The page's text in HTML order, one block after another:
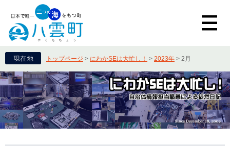
トップページ > にわかSEは大忙し！ > 2023年 > 2月